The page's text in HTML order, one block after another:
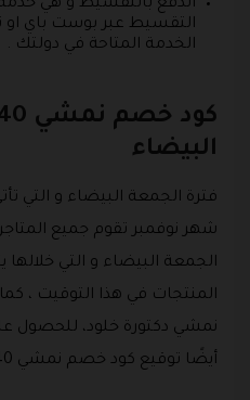
الدفع بالتقسيط و هي
التقسيط عبر بوست باي
الخدمة المتاحة في دولتك .
البيضاء
فترة الجمعة البيضاء و التي
شهر نوفمبر تقوم جميع
الجمعة البيضاء و التي
المنتجات في هذا التوقيت ،
نمشي دكتورة خلود، للحصول
أيضًا توقيع كود خصم نمشي 40%.